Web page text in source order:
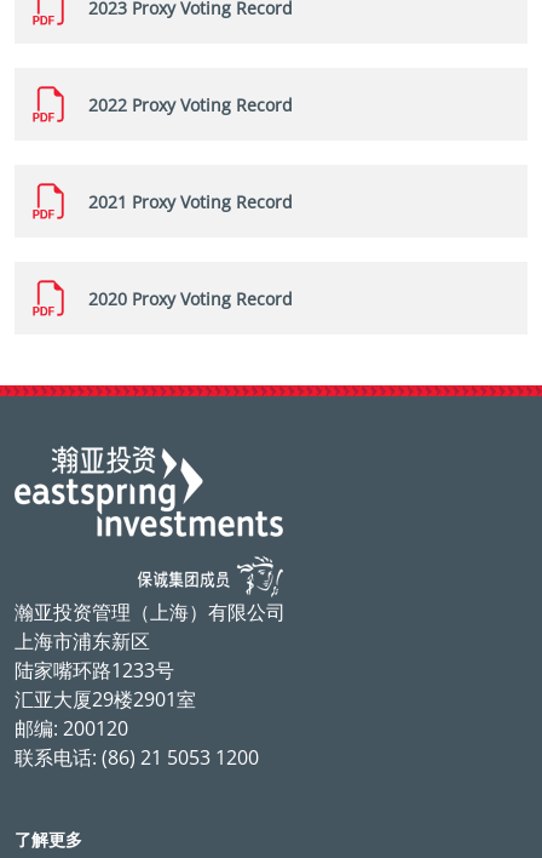
2023 Proxy Voting Record
2022 Proxy Voting Record
2021 Proxy Voting Record
2020 Proxy Voting Record
瀚亚投资管理（上海）有限公司
上海市浦东新区
陆家嘴环路1233号
汇亚大厦29楼2901室
邮编: 200120
联系电话: (86) 21 5053 1200
了解更多